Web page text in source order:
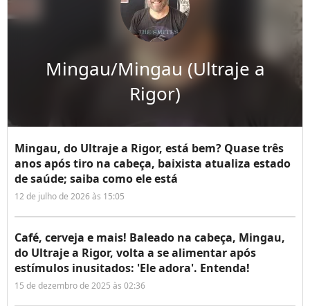
Mingau/Mingau (Ultraje a
Rigor)
Mingau, do Ultraje a Rigor, está bem? Quase três
anos após tiro na cabeça, baixista atualiza estado
de saúde; saiba como ele está
12 de julho de 2026 às 15:05
Café, cerveja e mais! Baleado na cabeça, Mingau,
do Ultraje a Rigor, volta a se alimentar após
estímulos inusitados: 'Ele adora'. Entenda!
15 de dezembro de 2025 às 02:36